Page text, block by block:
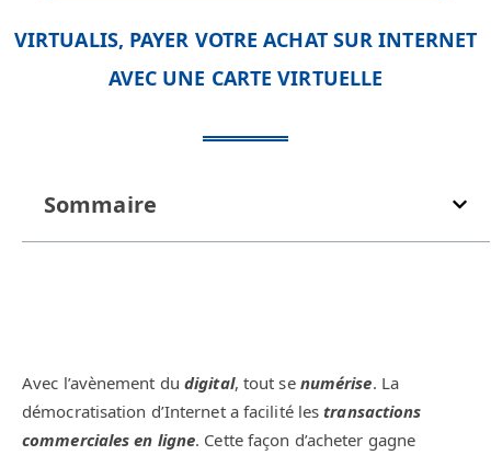
VIRTUALIS, PAYER VOTRE ACHAT SUR INTERNET
AVEC UNE CARTE VIRTUELLE
Sommaire
Avec l’avènement du digital, tout se numérise. La
démocratisation d’Internet a facilité lestransactions
commerciales en ligne. Cette façon d’acheter gagne